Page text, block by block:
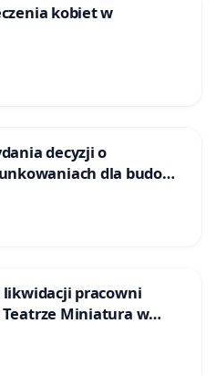
kobiet w
decyzji o
dla budowy
„Krynki” w
oraz ochrony
pracowni
Miniatura w